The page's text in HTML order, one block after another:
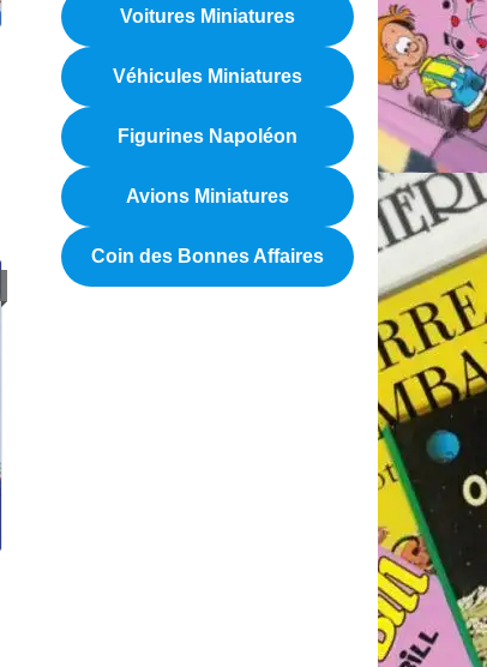
Voitures Miniatures
Véhicules Miniatures
Figurines Napoléon
Avions Miniatures
Coin des Bonnes Affaires